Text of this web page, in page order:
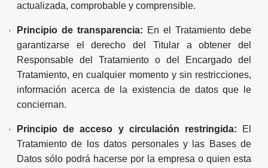
actualizada, comprobable y comprensible.
Principio de transparencia: En el Tratamiento debe
garantizarse el derecho del Titular a obtener del
Responsable del Tratamiento o del Encargado del
Tratamiento, en cualquier momento y sin restricciones,
información acerca de la existencia de datos que le
conciernan.
Principio de acceso y circulación restringida: El
Tratamiento de los datos personales y las Bases de
Datos sólo podrá hacerse por la empresa o quien esta